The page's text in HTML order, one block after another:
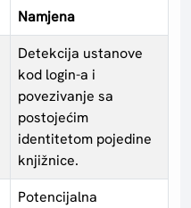
Namjena
Detekcija ustanove
kod login-a i
povezivanje sa
postojećim
identitetom pojedine
knjižnice.
Potencijalna